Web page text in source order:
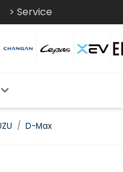
> Service
D-Max